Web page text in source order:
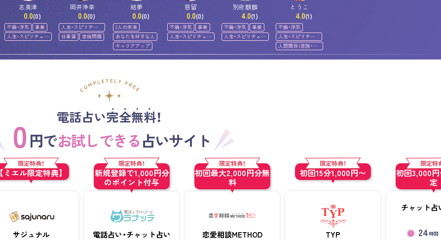
志美津
0.0(0)
不倫・浮気
事業
人生・スピリチュア
ル
岡井浄幸
0.0(0)
人生・スピリチュ
アル
仕事運 家庭問題
結夢
0.0(0)
2人の未来
あなたを好きな人
キャリアアップ
慈留
0.0(0)
不倫・浮気
事業
人生・スピリチュア
ル
別府麒麟
4.0(1)
不倫・浮気
事業
人生・スピリチュア
ル
とうこ
4.0(1)
不倫・浮気
人生・スピリチュ
アル
人間関係（家族・友
人）
電話占い完全無料！
0 円でお試しできる占いサイト
限定特典！
【ミエル限定特典】
サジュナル
限定特典！
新規登録で1,000円分
のポイント付与
電話占い・チャット占い
限定特典！
初回最大2,000円分無
料
恋愛相談METHOD
限定特典！
初回15分1,000円〜
TYP
限定特
初回3,000
定
チャット占
24 時間